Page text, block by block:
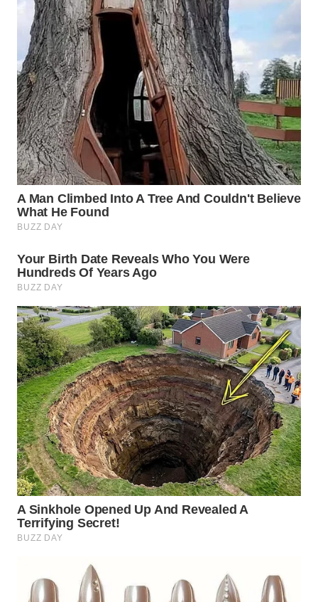
WN
KARO
WN
SIMALUNGUN
WN
LABUHANBATU
WN
TAPANULI
TENGAH
SERDANG
TEBING
TINGGI
WN
PAKPAK
WN
KARAWANG
WN
BEKASI
WN
BOGOR
WN
DEPOK